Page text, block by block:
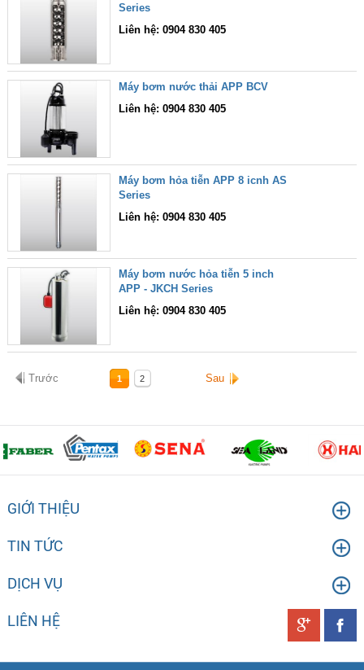
Series
Liên hệ: 0904 830 405
Máy bơm nước thải APP BCV
Liên hệ: 0904 830 405
Máy bơm hỏa tiễn APP 8 icnh AS
Series
Liên hệ: 0904 830 405
Máy bơm nước hỏa tiễn 5 inch
APP - JKCH Series
Liên hệ: 0904 830 405
Trước 1 2 Sau
GIỚI THIỆU
TIN TỨC
DỊCH VỤ
LIÊN HỆ